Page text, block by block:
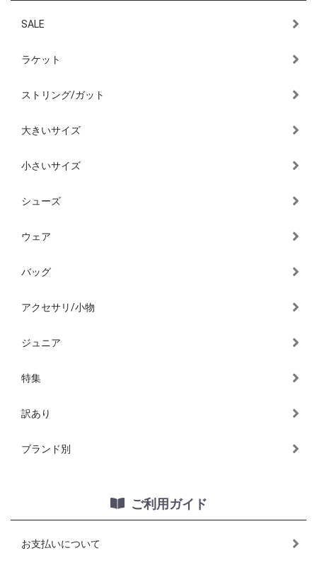
SALE
ラケット
ストリング/ガット
大きいサイズ
小さいサイズ
シューズ
ウェア
バッグ
アクセサリ/小物
ジュニア
特集
訳あり
ブランド別
ご利用ガイド
お支払いについて